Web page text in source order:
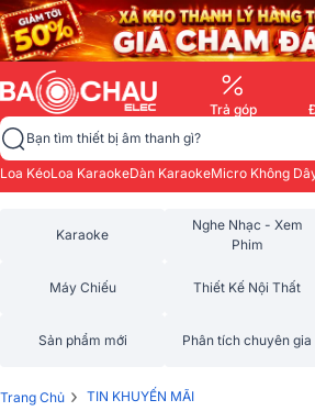
Trả góp
Bạn tìm thiết bị âm thanh gì?
Loa KéoLoa KaraokeDàn KaraokeMicro Không
Karaoke
Nghe Nhạc - Xem
Phim
Máy Chiếu Thiết Kế Nội Thất
Sản phẩm mới Phân tích chuyên gia
Trang Chủ › TIN KHUYẾN MÃI